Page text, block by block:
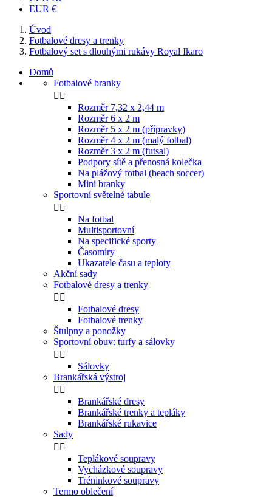
EUR €
Úvod
Fotbalové dresy a trenky
Fotbalový set s dlouhými rukávy Royal Ikaro
Domů
Fotbalové branky
 
Rozměr 7,32 x 2,44 m
Rozměr 6 x 2 m
Rozměr 5 x 2 m (přípravky)
Rozměr 4 x 2 m (malý fotbal)
Rozměr 3 x 2 m (futsal)
Podpory sítě a přenosná kolečka
Na plážový fotbal (beach soccer)
Mini branky
Sportovní světelné tabule
 
Na fotbal
Multisportovní
Na specifické sporty
Časomíry
Ukazatele času a teploty
Akční sady
Fotbalové dresy a trenky
 
Fotbalové dresy
Fotbalové trenky
Štulpny a ponožky
Sportovní obuv: turfy a sálovky
 
Sálovky
Brankářská výstroj
 
Brankářské dresy
Brankářské trenky a tepláky
Brankářské rukavice
Sady
 
Teplákové soupravy
Vycházkové soupravy
Tréninkové soupravy
Termo oblečení